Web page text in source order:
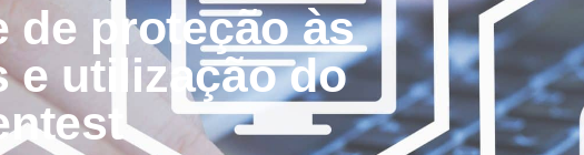
de proteção às
e utilização do